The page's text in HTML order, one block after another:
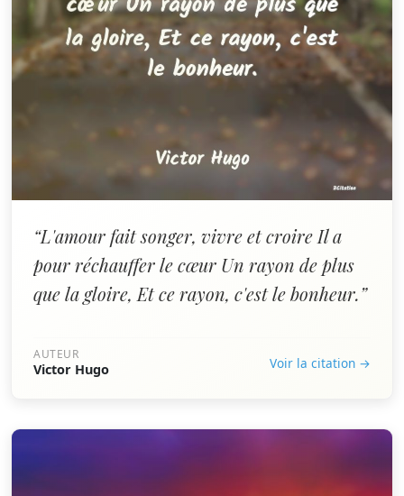
“L'amour fait songer, vivre et croire Il a
pour réchauffer le cœur Un rayon de plus
que la gloire, Et ce rayon, c'est le bonheur.”
AUTEUR
Victor Hugo Voir la citation →